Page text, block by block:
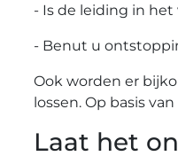
- Is de leiding in
- Benut u
Ook worden er
lossen. Op basis
Laat het